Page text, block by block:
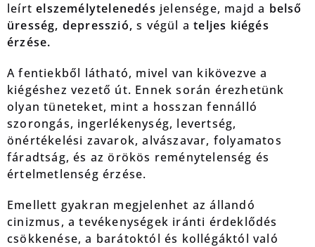
leírtelszemélytelenedés jelensége, majd a belső
üresség, depresszió, s végül ateljes kiégés
érzése.
A fentiekből látható, mivel van kikövezve a
kiégéshez vezető út. Ennek során érezhetünk
olyan tüneteket, mint a hosszan fennálló
szorongás, ingerlékenység, levertség,
önértékelési zavarok, alvászavar, folyamatos
fáradtság, és az örökös reménytelenség és
értelmetlenség érzése.
Emellett gyakran megjelenhet az állandó
cinizmus, a tevékenységek iránti érdeklődés
csökkenése, a barátoktól és kollégáktól való